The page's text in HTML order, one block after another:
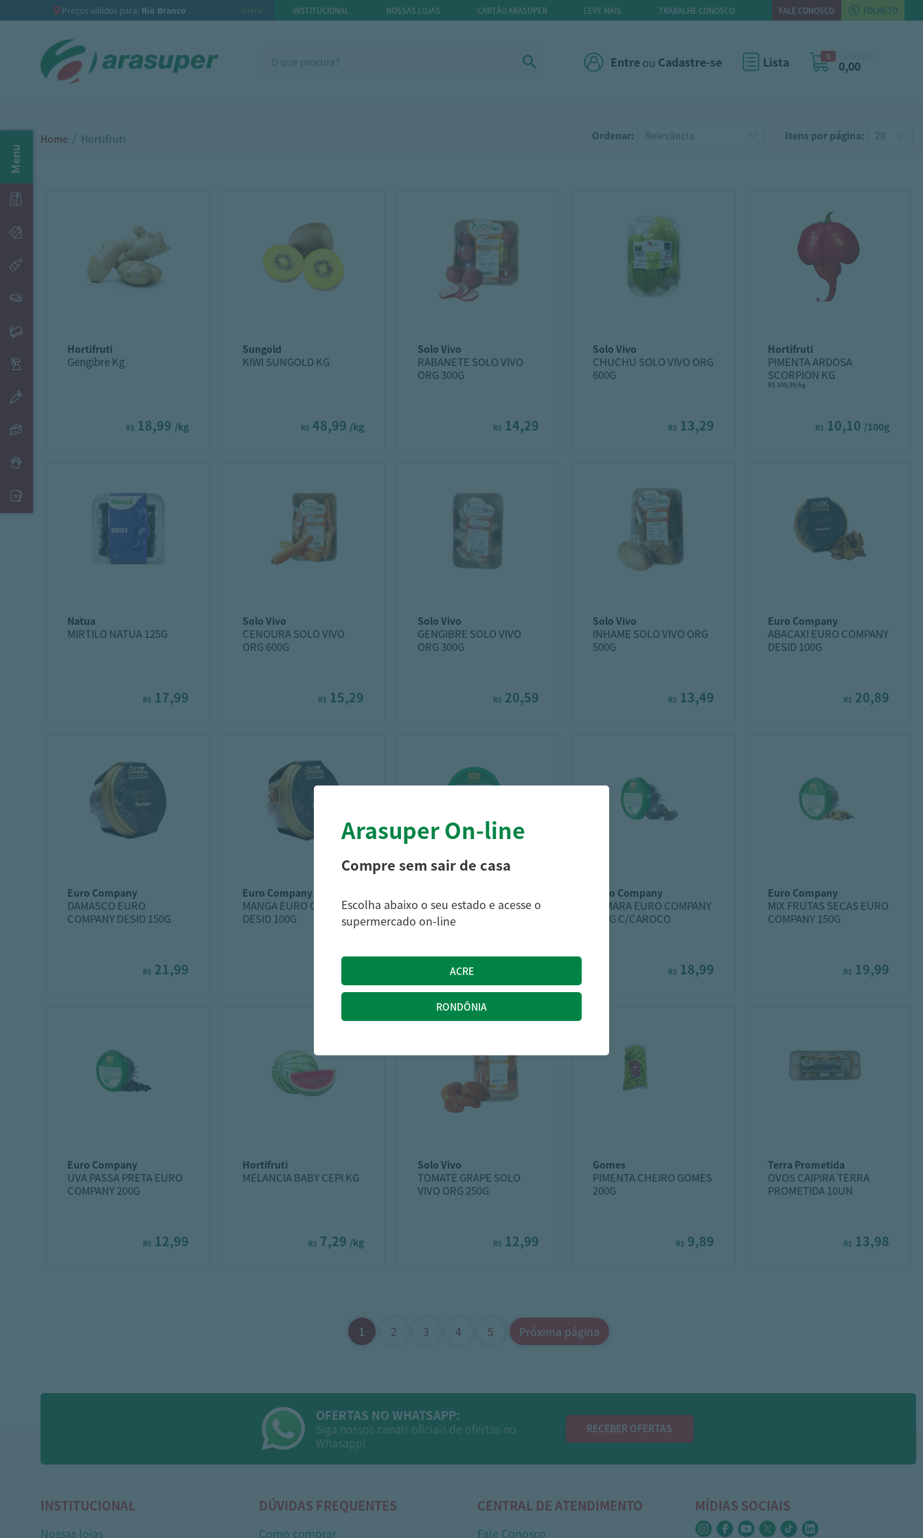
Preços válidos para: Rio Branco alterar INSTITUCIONAL NOSSAS LOJAS CARTÃO ARASUPER LEVE MAIS TRABALHE CONOSCO FALE CONOSCO FOLHETO
Entreou Cadastre-se Lista 0
0,00
Menu
Home / Hortifruti Ordenar: Itens por página:
hortifruti
Gengibre Kg
R$ 18,99 /kg
sungold
KIWI SUNGOLD KG
R$ 48,99 /kg
solo vivo
RABANETE SOLO VIVO
ORG 300G
R$ 14,29
solo vivo
CHUCHU SOLO VIVO ORG
600G
R$ 13,29
hortifruti
PIMENTA ARDOSA
SCORPION KG
R$ 100,99/kg
R$ 10,10 /100g
natua
MIRTILO NATUA 125G
R$ 17,99
solo vivo
CENOURA SOLO VIVO
ORG 600G
R$ 15,29
solo vivo
GENGIBRE SOLO VIVO
ORG 300G
R$ 20,59
solo vivo
INHAME SOLO VIVO ORG
500G
R$ 13,49
euro company
ABACAXI EURO COMPANY
DESID 100G
R$ 20,89
euro company
DAMASCO EURO
COMPANY DESID 150G
R$ 21,99
euro company
MANGA EURO COMPANY
DESID 100G
CAST CAJU EURO
COMPANY 100G
euro company
TAMARA EURO COMPANY
150G C/CAROCO
R$ 18,99
euro company
MIX FRUTAS SECAS EURO
COMPANY 150G
R$ 19,99
euro company
UVA PASSA PRETA EURO
COMPANY 200G
R$ 12,99
hortifruti
MELANCIA BABY CEPI KG
R$ 7,29 /kg
solo vivo
TOMATE GRAPE SOLO
VIVO ORG 250G
R$ 12,99
gomes
PIMENTA CHEIRO GOMES
200G
R$ 9,89
terra prometida
OVOS CAIPIRA TERRA
PROMETIDA 10UN
R$ 13,98
1 2 3 4 5 Próxima página
OFERTAS NO WHATSAPP:
Siga nossos canais oficiais de ofertas no
Whasapp!
RECEBER OFERTAS
INSTITUCIONAL
Nossas lojas
DÚVIDAS FREQUENTES
Como comprar
CENTRAL DE ATENDIMENTO
Fale Conosco
MÍDIAS SOCIAIS
Arasuper On-line
Compre sem sair de casa
Escolha abaixo o seu estado e acesse o
supermercado on-line